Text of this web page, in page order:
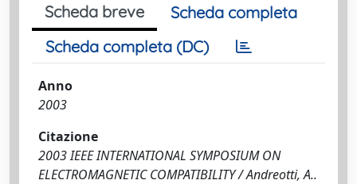
Scheda breve
Scheda completa
Scheda completa (DC)
Anno
2003
Citazione
2003 IEEE INTERNATIONAL SYMPOSIUM ON
ELECTROMAGNETIC COMPATIBILITY / Andreotti, A..